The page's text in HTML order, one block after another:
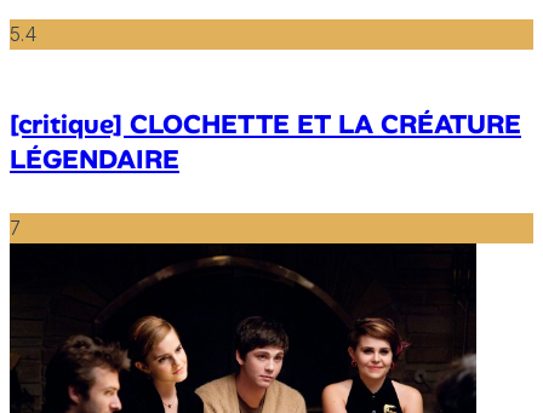
5.4
[critique] CLOCHETTE ET LA CRÉATURE
LÉGENDAIRE
7